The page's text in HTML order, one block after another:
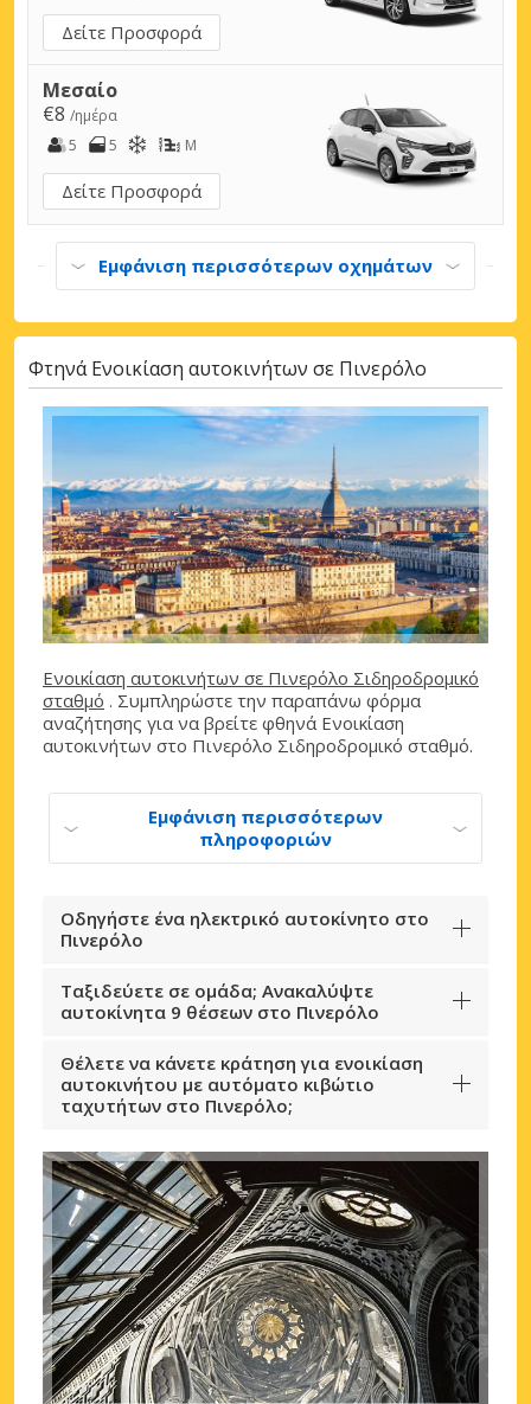
Δείτε Προσφορά
Μεσαίο
€8 /ημέρα
5
5 M
Δείτε Προσφορά
Εμφάνιση περισσότερων οχημάτων
Φτηνά Ενοικίαση αυτοκινήτων σε Πινερόλο
Ενοικίαση αυτοκινήτων σε Πινερόλο Σιδηροδρομικό
σταθμό . Συμπληρώστε την παραπάνω φόρμα
αναζήτησης για να βρείτε φθηνά Ενοικίαση
αυτοκινήτων στο Πινερόλο Σιδηροδρομικό σταθμό.
Εμφάνιση περισσότερων
πληροφοριών
Οδηγήστε ένα ηλεκτρικό αυτοκίνητο στο
Πινερόλο
Ταξιδεύετε σε ομάδα; Ανακαλύψτε
αυτοκίνητα 9 θέσεων στο Πινερόλο
Θέλετε να κάνετε κράτηση για ενοικίαση
αυτοκινήτου με αυτόματο κιβώτιο
ταχυτήτων στο Πινερόλο;